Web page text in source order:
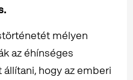
mélyen
az éhínséges
hogy az emberi